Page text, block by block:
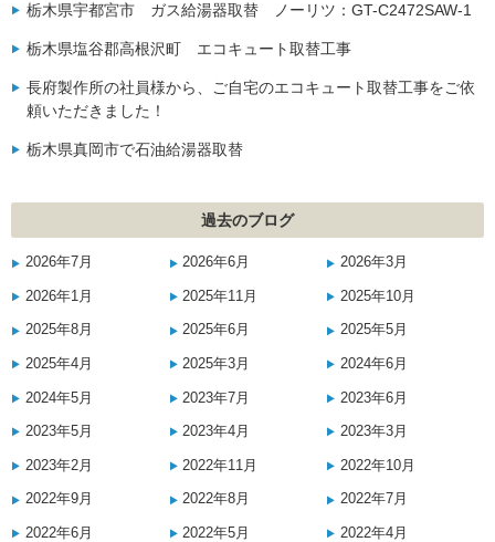
栃木県宇都宮市 ガス給湯器取替 ノーリツ：GT-C2472SAW-1
栃木県塩谷郡高根沢町 エコキュート取替工事
長府製作所の社員様から、ご自宅のエコキュート取替工事をご依
頼いただきました！
栃木県真岡市で石油給湯器取替
過去のブログ
2026年7月 2026年6月 2026年3月
2026年1月 2025年11月 2025年10月
2025年8月 2025年6月 2025年5月
2025年4月 2025年3月 2024年6月
2024年5月 2023年7月 2023年6月
2023年5月 2023年4月 2023年3月
2023年2月 2022年11月 2022年10月
2022年9月 2022年8月 2022年7月
2022年6月 2022年5月 2022年4月